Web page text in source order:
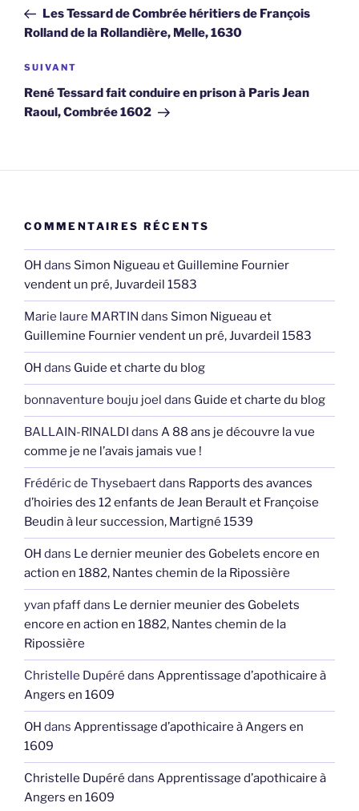
l’article
précédent
Les Tessard de Combrée héritiers de François
Rolland de la Rollandière, Melle, 1630
Article
suivant
SUIVANT
René Tessard fait conduire en prison à Paris Jean
Raoul, Combrée 1602
COMMENTAIRES RÉCENTS
OH dans Simon Nigueau et Guillemine Fournier
vendent un pré, Juvardeil 1583
Marie laure MARTIN dans Simon Nigueau et
Guillemine Fournier vendent un pré, Juvardeil 1583
OH dans Guide et charte du blog
bonnaventure bouju joel dans Guide et charte du blog
BALLAIN-RINALDI dans A 88 ans je découvre la vue
comme je ne l’avais jamais vue !
Frédéric de Thysebaertdans Rapports des avances
d’hoiries des 12 enfants de Jean Berault et Françoise
Beudin à leur succession, Martigné 1539
OH dans Le dernier meunier des Gobelets encore en
action en 1882, Nantes chemin de la Ripossière
yvan pfaffdans Le dernier meunier des Gobelets
encore en action en 1882, Nantes chemin de la
Ripossière
Christelle Dupéré dans Apprentissage d’apothicaire à
Angers en 1609
OH dans Apprentissage d’apothicaire à Angers en
1609
Christelle Dupéré dans Apprentissage d’apothicaire à
Angers en 1609